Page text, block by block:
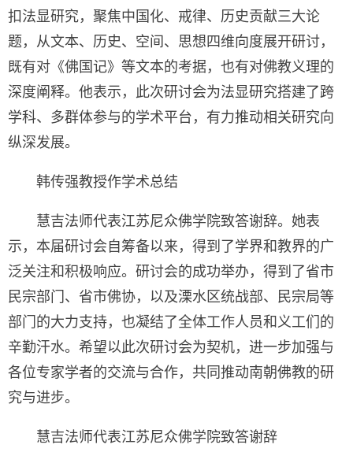
扣法显研究，聚焦中国化、戒律、历史贡献三大论
题，从文本、历史、空间、思想四维向度展开研讨，
既有对《佛国记》等文本的考据，也有对佛教义理的
深度阐释。他表示，此次研讨会为法显研究搭建了跨
学科、多群体参与的学术平台，有力推动相关研究向
纵深发展。
韩传强教授作学术总结
慧吉法师代表江苏尼众佛学院致答谢辞。她表
示，本届研讨会自筹备以来，得到了学界和教界的广
泛关注和积极响应。研讨会的成功举办，得到了省市
民宗部门、省市佛协，以及溧水区统战部、民宗局等
部门的大力支持，也凝结了全体工作人员和义工们的
辛勤汗水。希望以此次研讨会为契机，进一步加强与
各位专家学者的交流与合作，共同推动南朝佛教的研
究与进步。
慧吉法师代表江苏尼众佛学院致答谢辞